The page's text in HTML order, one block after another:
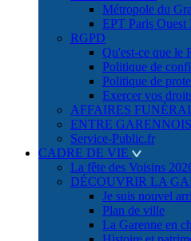
Métropole du
EPT Paris
RGPD
Qu'est-ce que le
Politique de
Politique de
Exercer vos
AFFAIRES
ENTRE GARENNOIS
Service-Public.fr
CADRE DE VIE
La fête des Voisins
DÉCOUVRIR LA
Je suis nouvel
Plan de ville
La Garenne en